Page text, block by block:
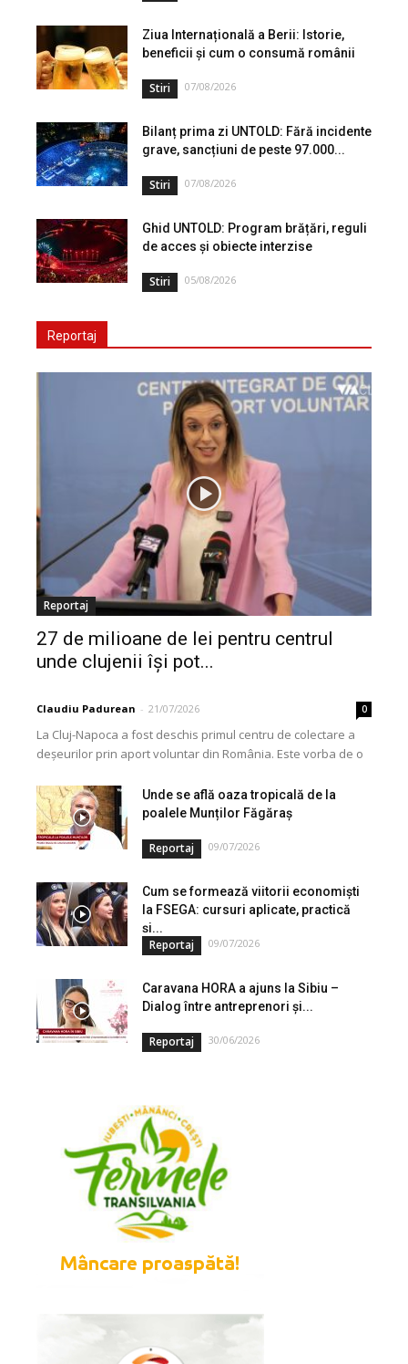
Ziua Internațională a Berii: Istorie,
beneficii și cum o consumă românii
Stiri 07/08/2026
Bilanț prima zi UNTOLD: Fără incidente
grave, sancțiuni de peste 97.000...
Stiri 07/08/2026
Ghid UNTOLD: Program brățări, reguli
de acces și obiecte interzise
Stiri 05/08/2026
Reportaj
Reportaj
27 de milioane de lei pentru centrul
unde clujenii își pot...
Claudiu Padurean - 21/07/2026 0
La Cluj-Napoca a fost deschis primul centru de colectare a
deșeurilor prin aport voluntar din România. Este vorba de o
Unde se află oaza tropicală de la
poalele Munților Făgăraș
Reportaj 09/07/2026
Cum se formează viitorii economiști
la FSEGA: cursuri aplicate, practică
și...
Reportaj 09/07/2026
Caravana HORA a ajuns la Sibiu –
Dialog între antreprenori și...
Reportaj 30/06/2026